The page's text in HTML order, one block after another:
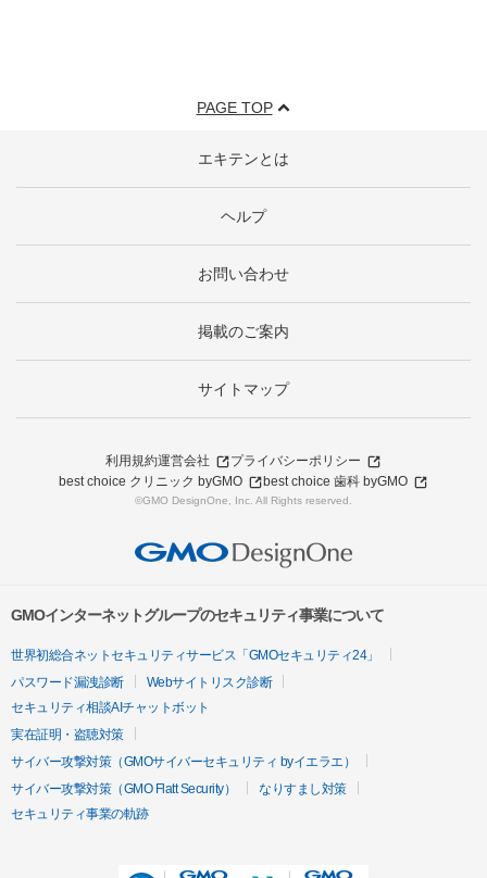
PAGE TOP
エキテンとは
ヘルプ
お問い合わせ
掲載のご案内
サイトマップ
利用規約運営会社
プライバシーポリシー
best choice クリニック byGMO
best choice 歯科 byGMO
©GMO DesignOne, Inc. All Rights reserved.
GMOインターネットグループのセキュリティ事業について
世界初総合ネットセキュリティサービス「GMOセキュリティ24」
パスワード漏洩診断
Webサイトリスク診断
セキュリティ相談AIチャットボット
実在証明・盗聴対策
サイバー攻撃対策（GMOサイバーセキュリティ byイエラエ）
サイバー攻撃対策（GMO Flatt Security）
なりすまし対策
セキュリティ事業の軌跡